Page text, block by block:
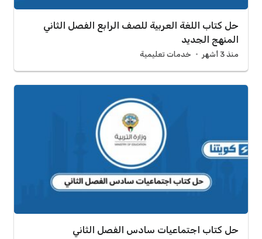
حل كتاب اللغة العربية للصف الرابع الفصل الثاني
المنهج الجديد
منذ 3 أشهر خدمات تعليمية
حل كتاب اجتماعيات سادس الفصل الثاني